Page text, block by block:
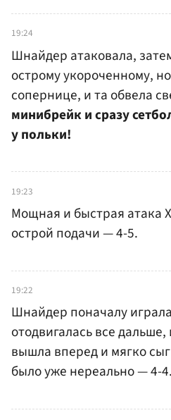
19:24
Шнайдер атаковала,
острому укороченному,
сопернице, и та обвела
минибрейк и сразу
у польки!
19:23
Мощная и быстрая атака
острой подачи — 4-5.
19:22
Шнайдер поначалу
отодвигалась все
вышла вперед и мягко
было уже нереально — 4-4.